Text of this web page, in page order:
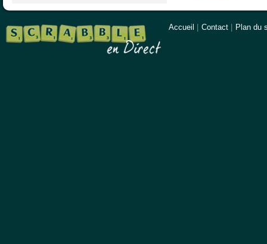
Accueil Contact Plan du